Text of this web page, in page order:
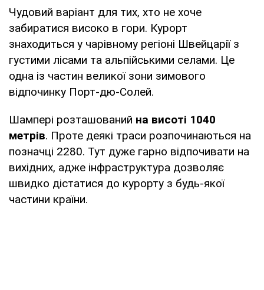
Чудовий варіант для тих, хто не хоче
забиратися високо в гори. Курорт
знаходиться у чарівному регіоні Швейцарії з
густими лісами та альпійськими селами. Це
одна із частин великої зони зимового
відпочинку Порт-дю-Солей.
Шампері розташований на висоті 1040
метрів. Проте деякі траси розпочинаються на
позначці 2280. Тут дуже гарно відпочивати на
вихідних, адже інфраструктура дозволяє
швидко дістатися до курорту з будь-якої
частини країни.